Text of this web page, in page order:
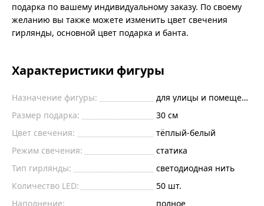
подарка по вашему индивидуальному заказу. По своему
желанию вы также можете изменить цвет свечения
гирлянды, основной цвет подарка и банта.
Характеристики фигуры
Назначение фигуры:
для улицы и помещений
Размер подарка:
30 см
Цвет свечения:
тёплый-белый
Режим свечения:
статика
Тип гирлянды:
светодиодная нить
Количество LED:
50 шт.
Наполнение:
полное